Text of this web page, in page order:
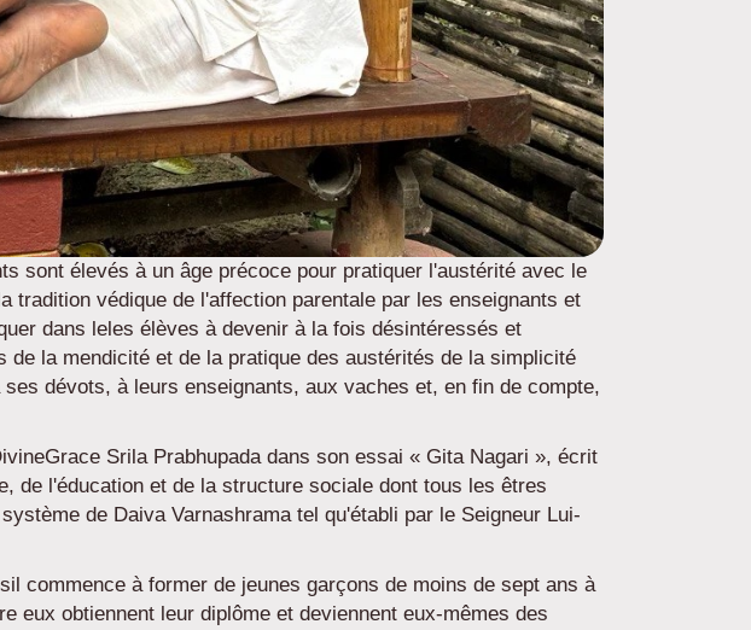
sont élevés à un âge précoce pour pratiquer l'austérité avec le
védique de l'affection parentale par les enseignants et
dans leles élèves à devenir à la fois désintéressés et
la mendicité et de la pratique des austérités de la simplicité
dévots, à leurs enseignants, aux vaches et, en fin de compte,
Srila Prabhupada dans son essai « Gita Nagari », écrit
de l'éducation et de la structure sociale dont tous les êtres
de Daiva Varnashrama tel qu'établi par le Seigneur Lui-
commence à former de jeunes garçons de moins de sept ans à
eux obtiennent leur diplôme et deviennent eux-mêmes des